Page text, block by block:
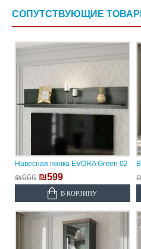
СОПУТСТВУЮЩИЕ
Навесная полка EVORA Green 02
₪666 ₪599
В КОРЗИНУ